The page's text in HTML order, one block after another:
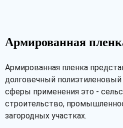
Армированная
Армированная пленка
долговечный
сферы применения это -
строительство,
загородных участках.